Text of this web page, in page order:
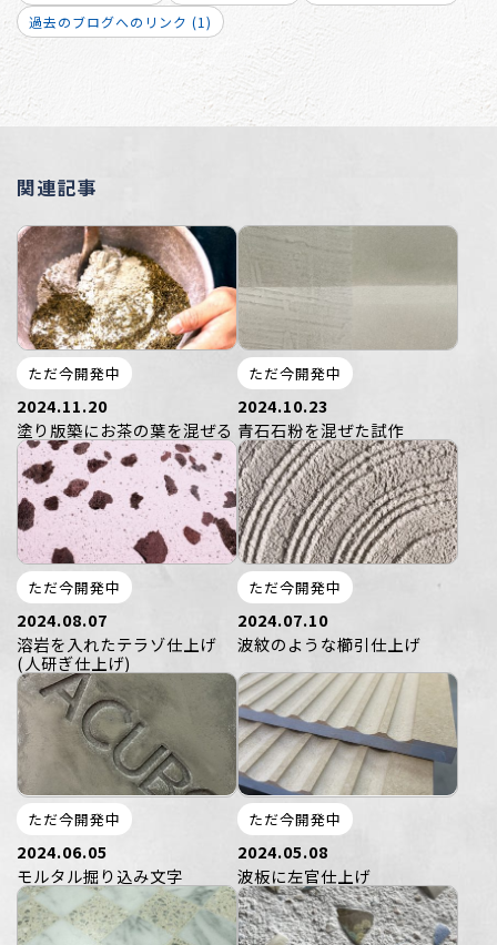
過去のブログへのリンク (1)
関連記事
ただ今開発中
2024.11.20
塗り版築にお茶の葉を混ぜる
ただ今開発中
2024.10.23
青石石粉を混ぜた試作
ただ今開発中
2024.08.07
溶岩を入れたテラゾ仕上げ
(人研ぎ仕上げ)
ただ今開発中
2024.07.10
波紋のような櫛引仕上げ
ただ今開発中
2024.06.05
モルタル掘り込み文字
ただ今開発中
2024.05.08
波板に左官仕上げ